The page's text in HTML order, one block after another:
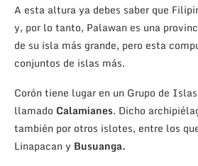
A esta altura ya debes saber que
y, por lo tanto, Palawan es una
de su isla más grande, pero esta
conjuntos de islas más.
Corón tiene lugar en un Grupo de
llamado Calamianes. Dicho
también por otros islotes, entre los
Linapacan y Busuanga.